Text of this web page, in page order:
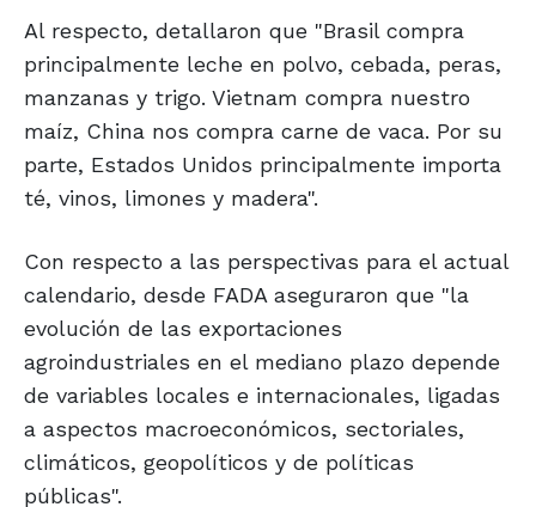
Al respecto, detallaron que "Brasil compra
principalmente leche en polvo, cebada, peras,
manzanas y trigo. Vietnam compra nuestro
maíz, China nos compra carne de vaca. Por su
parte, Estados Unidos principalmente importa
té, vinos, limones y madera".
Con respecto a las perspectivas para el actual
calendario, desde FADA aseguraron que "la
evolución de las exportaciones
agroindustriales en el mediano plazo depende
de variables locales e internacionales, ligadas
a aspectos macroeconómicos, sectoriales,
climáticos, geopolíticos y de políticas
públicas".